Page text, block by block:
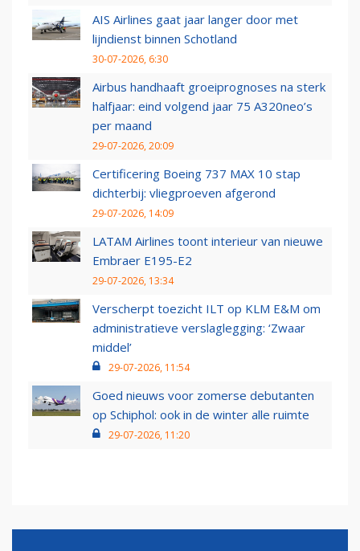
AIS Airlines gaat jaar langer door met
lijndienst binnen Schotland
30-07-2026, 6:30
Airbus handhaaft groeiprognoses na sterk
halfjaar: eind volgend jaar 75 A320neo’s
per maand
29-07-2026, 20:09
Certificering Boeing 737 MAX 10 stap
dichterbij: vliegproeven afgerond
29-07-2026, 14:09
LATAM Airlines toont interieur van nieuwe
Embraer E195-E2
29-07-2026, 13:34
Verscherpt toezicht ILT op KLM E&M om
administratieve verslaglegging: ‘Zwaar
middel’
29-07-2026, 11:54
Goed nieuws voor zomerse debutanten
op Schiphol: ook in de winter alle ruimte
29-07-2026, 11:20